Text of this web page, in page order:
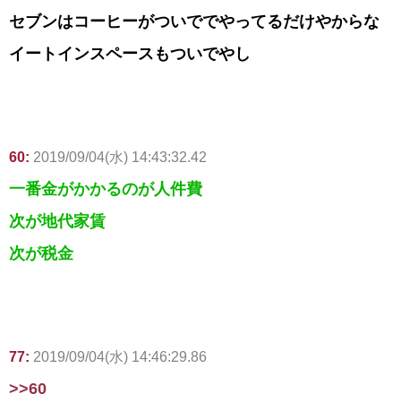
セブンはコーヒーがついででやってるだけやからな
イートインスペースもついでやし
60: 2019/09/04(水) 14:43:32.42
一番金がかかるのが人件費
次が地代家賃
次が税金
77: 2019/09/04(水) 14:46:29.86
>>60